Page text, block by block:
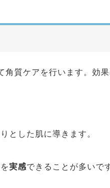
質ケアを行います。効
とした肌に導きます。
実感できることが多いで